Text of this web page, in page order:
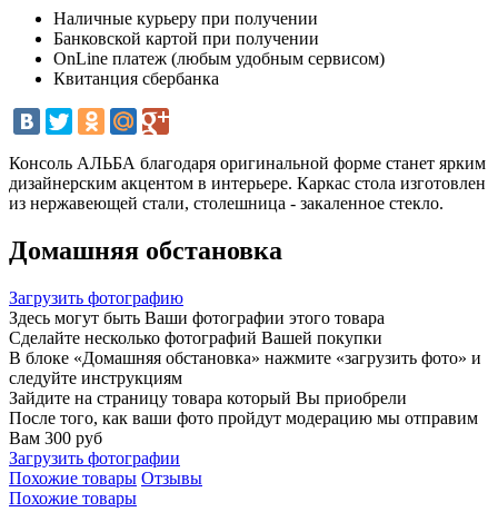
Наличные курьеру при получении
Банковской картой при получении
OnLine платеж (любым удобным сервисом)
Квитанция сбербанка
Консоль АЛЬБА благодаря оригинальной форме станет ярким
дизайнерским акцентом в интерьере. Каркас стола изготовлен
из нержавеющей стали, столешница - закаленное стекло.
Домашняя обстановка
Загрузить фотографию
Здесь могут быть Ваши фотографии этого товара
Сделайте несколько фотографий Вашей покупки
В блоке «Домашняя обстановка» нажмите «загрузить фото» и
следуйте инструкциям
Зайдите на страницу товара который Вы приобрели
После того, как ваши фото пройдут модерацию мы отправим
Вам 300 руб
Загрузить фотографии
Похожие товары Отзывы
Похожие товары